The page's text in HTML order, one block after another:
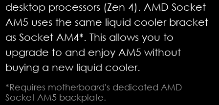
desktop processors (Zen 4). AMD Socket
AM5 uses the same liquid cooler bracket
as Socket AM4*. This allows you to
upgrade to and enjoy AM5 without
buying a new liquid cooler.
*Requires motherboard's dedicated AMD
Socket AM5 backplate.